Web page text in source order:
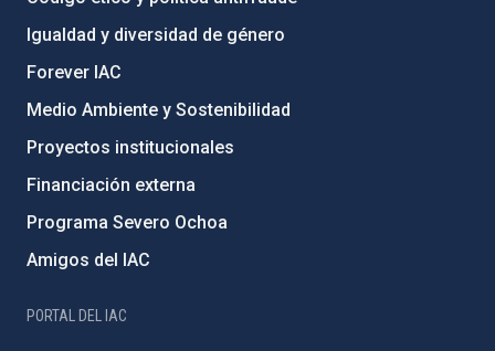
Igualdad y diversidad de género
Forever IAC
Medio Ambiente y Sostenibilidad
Proyectos institucionales
Financiación externa
Programa Severo Ochoa
Amigos del IAC
PORTAL DEL IAC